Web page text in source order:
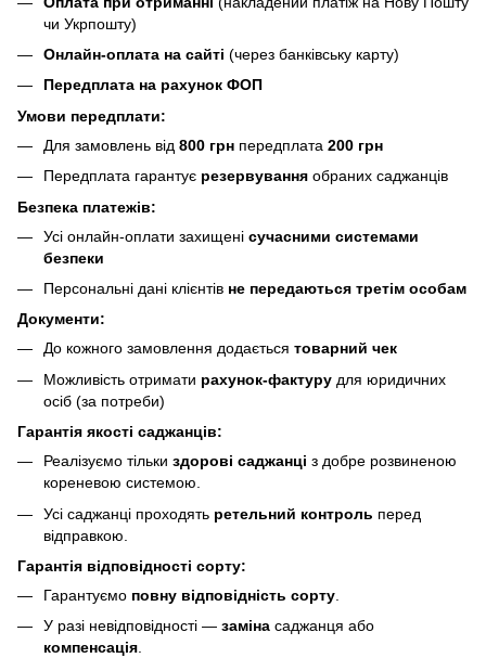
чи Укрпошту)
Онлайн-оплата на сайті (через банківську карту)
Передплата на рахунок ФОП
Умови передплати:
Для замовлень від 800 грн передплата 200 грн
Передплата гарантує резервування обраних саджанців
Безпека платежів:
Усі онлайн-оплати захищені сучасними системами
безпеки
Персональні дані клієнтів не передаються третім особам
Документи:
До кожного замовлення додається товарний чек
Можливість отримати рахунок-фактуру для юридичних
осіб (за потреби)
Гарантія якості саджанців:
Реалізуємо тільки здорові саджанці з добре розвиненою
кореневою системою.
Усі саджанці проходять ретельний контроль перед
відправкою.
Гарантія відповідності сорту:
Гарантуємо повну відповідність сорту
У разі невідповідності — заміна саджанця або
компенсація.